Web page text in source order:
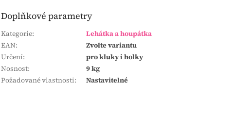
Doplňkové parametry
Kategorie:
Lehátka a houpátka
EAN:
Zvolte variantu
Určení:
pro kluky i holky
Nosnost:
9 kg
Požadované vlastnosti: Nastavitelné